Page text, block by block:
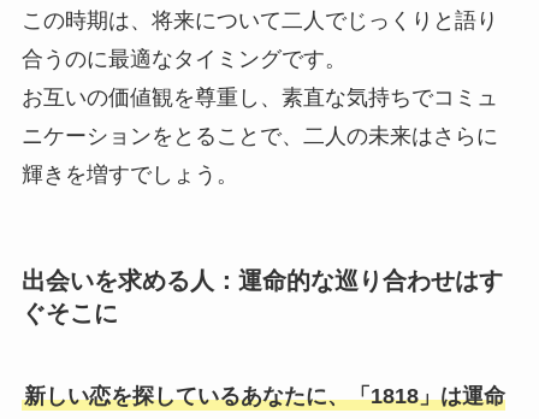
この時期は、将来について二人でじっくりと語り
合うのに最適なタイミングです。
お互いの価値観を尊重し、素直な気持ちでコミュ
ニケーションをとることで、二人の未来はさらに
輝きを増すでしょう。
出会いを求める人：運命的な巡り合わせはす
ぐそこに
新しい恋を探しているあなたに、「1818」は運命